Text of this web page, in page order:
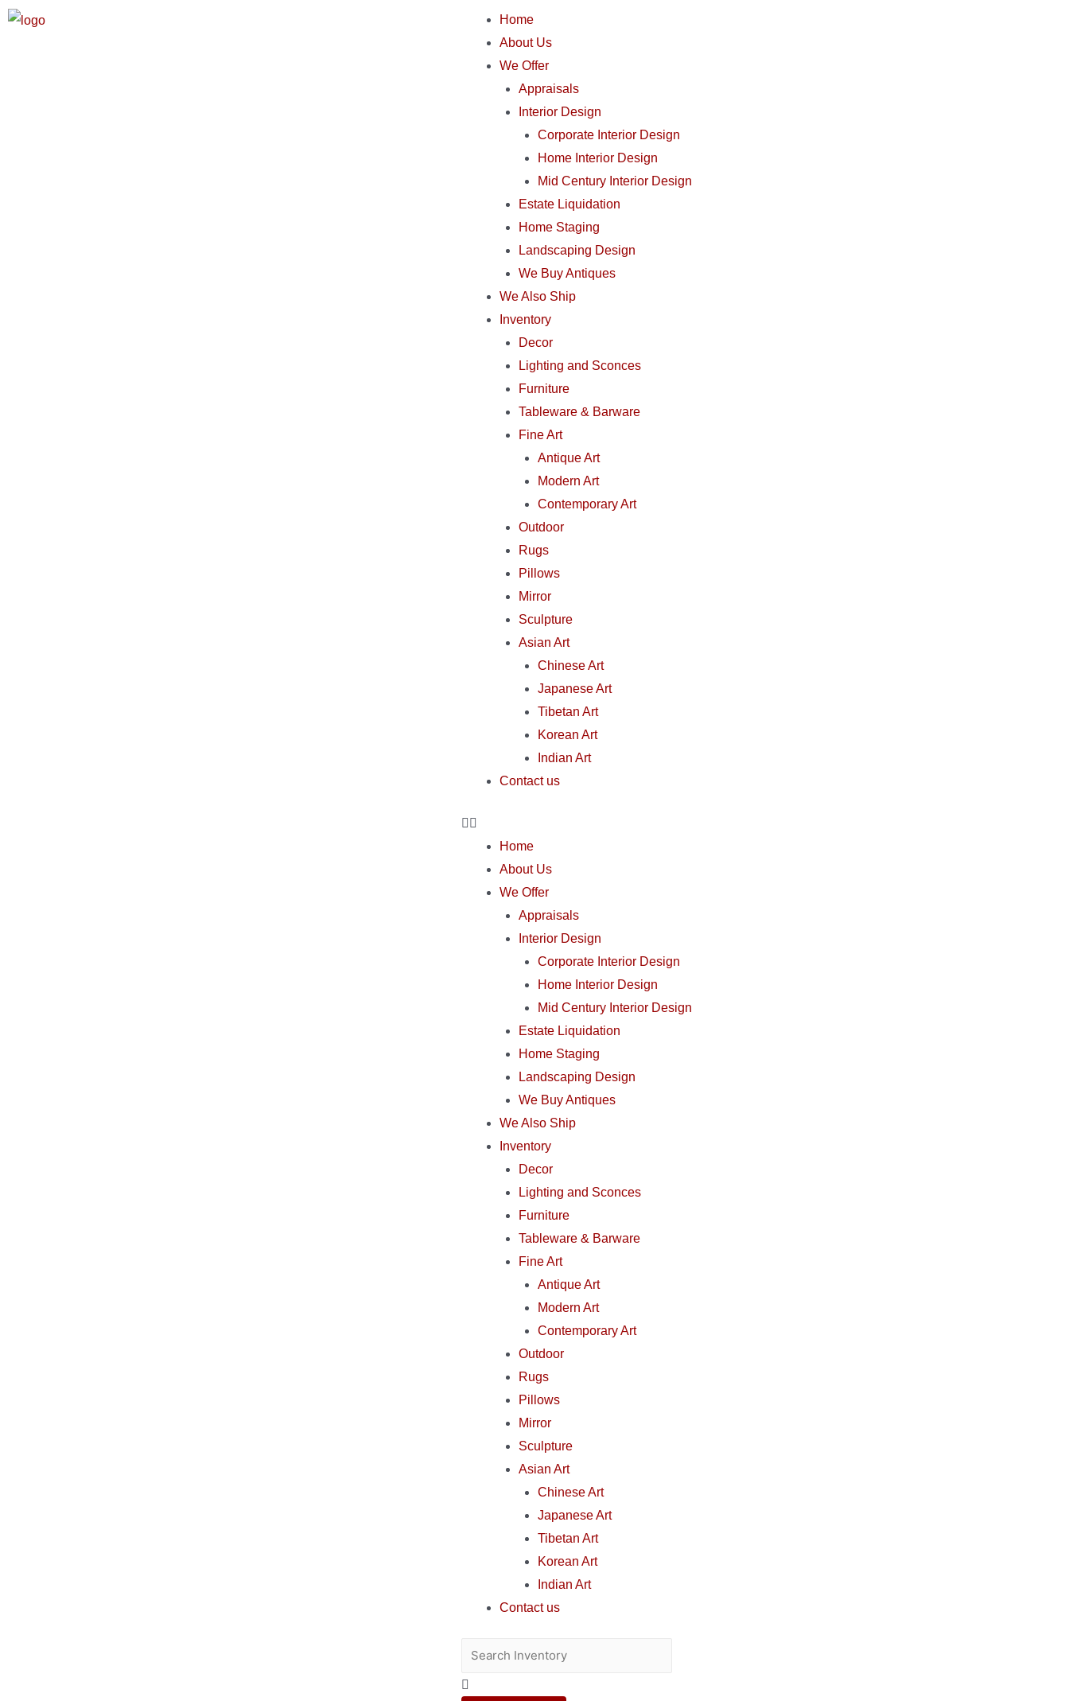
Home
About Us
We Offer
Appraisals
Interior Design
Corporate Interior Design
Home Interior Design
Mid Century Interior Design
Estate Liquidation
Home Staging
Landscaping Design
We Buy Antiques
We Also Ship
Inventory
Decor
Lighting and Sconces
Furniture
Tableware & Barware
Fine Art
Antique Art
Modern Art
Contemporary Art
Outdoor
Rugs
Pillows
Mirror
Sculpture
Asian Art
Chinese Art
Japanese Art
Tibetan Art
Korean Art
Indian Art
Contact us
Home
About Us
We Offer
Appraisals
Interior Design
Corporate Interior Design
Home Interior Design
Mid Century Interior Design
Estate Liquidation
Home Staging
Landscaping Design
We Buy Antiques
We Also Ship
Inventory
Decor
Lighting and Sconces
Furniture
Tableware & Barware
Fine Art
Antique Art
Modern Art
Contemporary Art
Outdoor
Rugs
Pillows
Mirror
Sculpture
Asian Art
Chinese Art
Japanese Art
Tibetan Art
Korean Art
Indian Art
Contact us